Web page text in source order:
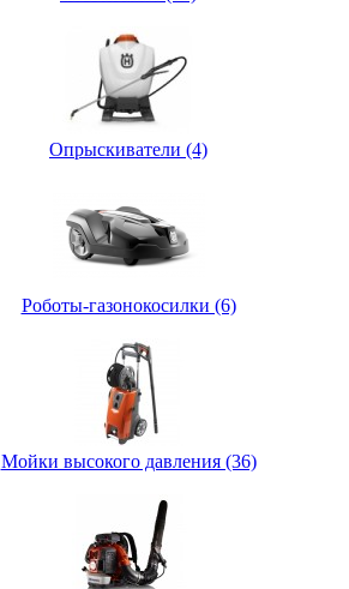
Опрыскиватели (4)
Роботы-газонокосилки (6)
Мойки высокого давления (36)